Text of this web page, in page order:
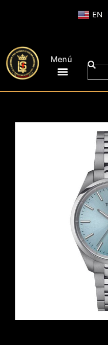
Menú
EN